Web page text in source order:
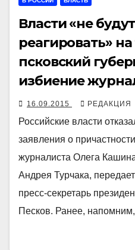
Власти «не
реагировать» на
псковский
избиение
16.09.2015 РЕДАКЦИЯ
Российские власти
заявления о
журналиста Олега
Андрея Турчака,
пресс-секретарь
Песков. Ранее,